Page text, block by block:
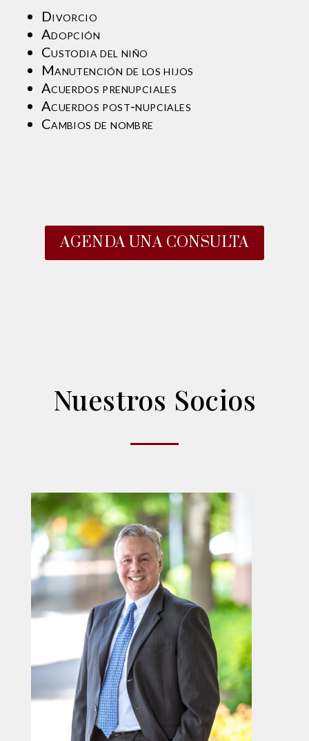
Divorcio
Adopción
Custodia del niño
Manutención de los hijos
Acuerdos prenupciales
Acuerdos post-nupciales
Cambios de nombre
AGENDA UNA CONSULTA
Nuestros Socios